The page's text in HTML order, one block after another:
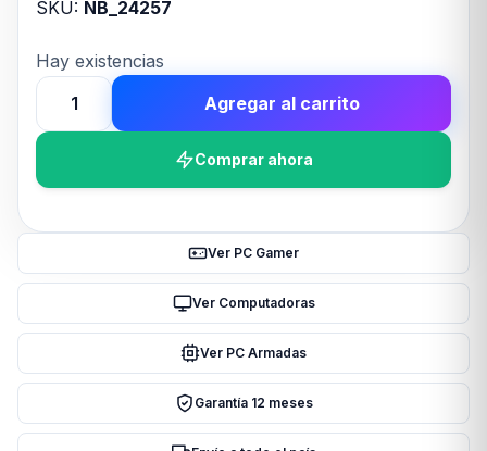
SKU: NB_24257
Hay existencias
MICROFONO
TRUST
GXT258W
cantidad
Agregar al carrito
Comprar ahora
Ver PC Gamer
Ver Computadoras
Ver PC Armadas
Garantía 12 meses